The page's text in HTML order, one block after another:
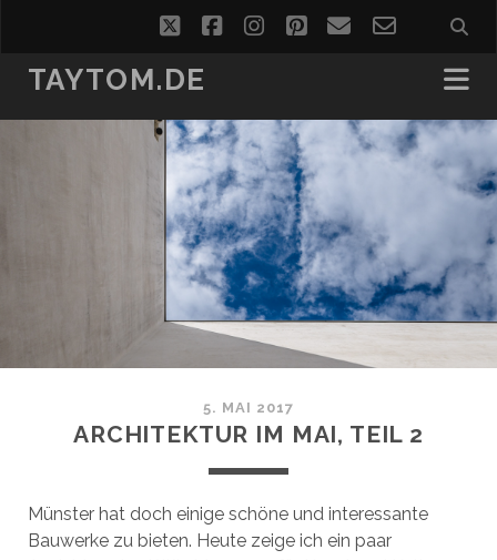
twitterfacebookinstagram
pinterest
emailemail-
form
TAYTOM.DE
5. MAI 2017
ARCHITEKTUR IM MAI, TEIL 2
Münster hat doch einige schöne und interessante
Bauwerke zu bieten. Heute zeige ich ein paar